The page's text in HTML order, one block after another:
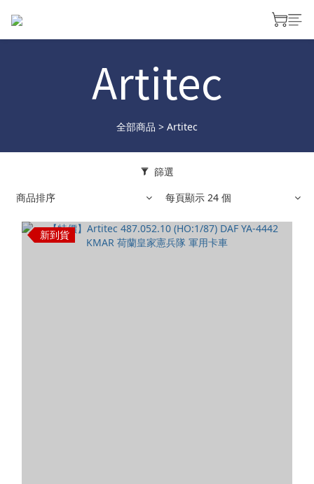
Artitec
全部商品 > Artitec
篩選
商品排序
每頁顯示 24 個
新到貨